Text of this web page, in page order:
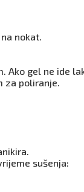
nokat.
gel ne ide
za poliranje.
sušenja: